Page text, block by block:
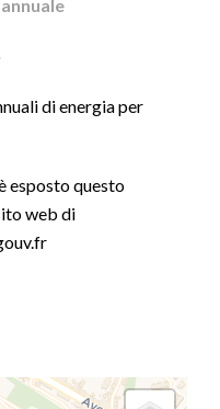
di energia per
esposto questo
web di